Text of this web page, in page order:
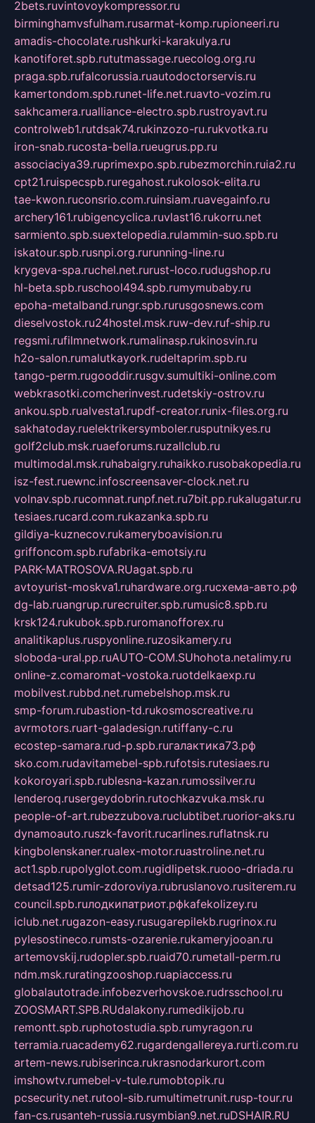
2bets.ruvintovoykompressor.ru
birminghamvsfulham.rusarmat-komp.rupioneeri.ru
amadis-chocolate.rushkurki-karakulya.ru
kanotiforet.spb.rututmassage.ruecolog.org.ru
praga.spb.rufalcorussia.ruautodoctorservis.ru
kamertondom.spb.runet-life.net.ruavto-vozim.ru
sakhcamera.rualliance-electro.spb.rustroyavt.ru
controlweb1.rutdsak74.rukinzozo-ru.rukvotka.ru
iron-snab.rucosta-bella.rueugrus.pp.ru
associaciya39.ruprimexpo.spb.rubezmorchin.ruia2.ru
cpt21.ruispecspb.ruregahost.rukolosok-elita.ru
tae-kwon.ruconsrio.com.ruinsiam.ruavegainfo.ru
archery161.rubigencyclica.ruvlast16.rukorru.net
sarmiento.spb.suextelopedia.rulammin-suo.spb.ru
iskatour.spb.rusnpi.org.rurunning-line.ru
krygeva-spa.ruchel.net.rurust-loco.rudugshop.ru
hl-beta.spb.ruschool494.spb.rumymubaby.ru
epoha-metalband.rungr.spb.rurusgosnews.com
dieselvostok.ru24hostel.msk.ruw-dev.ruf-ship.ru
regsmi.rufilmnetwork.rumalinasp.rukinosvin.ru
h2o-salon.rumalutkayork.rudeltaprim.spb.ru
tango-perm.rugooddir.rusgv.sumultiki-online.com
webkrasotki.comcherinvest.rudetskiy-ostrov.ru
ankou.spb.rualvesta1.rupdf-creator.runix-files.org.ru
sakhatoday.ruelektrikersymboler.rusputnikyes.ru
golf2club.msk.ruaeforums.ruzallclub.ru
multimodal.msk.ruhabaigry.ruhaikko.rusobakopedia.ru
isz-fest.ruewnc.infoscreensaver-clock.net.ru
volnav.spb.rucomnat.runpf.net.ru7bit.pp.rukalugatur.ru
tesiaes.rucard.com.rukazanka.spb.ru
gildiya-kuznecov.rukameryboavision.ru
griffoncom.spb.rufabrika-emotsiy.ru
PARK-MATROSOVA.RUagat.spb.ru
avtoyurist-moskva1.ruhardware.org.ruсхема-авто.рф
dg-lab.ruangrup.rurecruiter.spb.rumusic8.spb.ru
krsk124.rukubok.spb.ruromanofforex.ru
analitikaplus.ruspyonline.ruzosikamery.ru
sloboda-ural.pp.ruAUTO-COM.SUhohota.netalimy.ru
online-z.comaromat-vostoka.ruotdelkaexp.ru
mobilvest.rubbd.net.rumebelshop.msk.ru
smp-forum.rubastion-td.rukosmoscreative.ru
avrmotors.ruart-galadesign.rutiffany-c.ru
ecostep-samara.rud-p.spb.ruгалактика73.рф
sko.com.rudavitamebel-spb.rufotsis.rutesiaes.ru
kokoroyari.spb.rublesna-kazan.rumossilver.ru
lenderoq.rusergeydobrin.rutochkazvuka.msk.ru
people-of-art.rubezzubova.ruclubtibet.ruorior-aks.ru
dynamoauto.ruszk-favorit.rucarlines.ruflatnsk.ru
kingbolenskaner.rualex-motor.ruastroline.net.ru
act1.spb.rupolyglot.com.rugidlipetsk.ruooo-driada.ru
detsad125.rumir-zdoroviya.rubruslanovo.rusiterem.ru
council.spb.ruлодкипатриот.рфkafekolizey.ru
iclub.net.rugazon-easy.rusugarepilekb.rugrinox.ru
pylesostineco.rumsts-ozarenie.rukameryjooan.ru
artemovskij.rudopler.spb.ruaid70.rumetall-perm.ru
ndm.msk.ruratingzooshop.ruapiaccess.ru
globalautotrade.infobezverhovskoe.rudrsschool.ru
ZOOSMART.SPB.RUdalakony.rumedikijob.ru
remontt.spb.ruphotostudia.spb.rumyragon.ru
terramia.ruacademy62.rugardengallereya.rurti.com.ru
artem-news.rubiserinca.rukrasnodarkurort.com
imshowtv.rumebel-v-tule.rumobtopik.ru
pcsecurity.net.rutool-sib.rumultimetrunit.rusp-tour.ru
fan-cs.rusanteh-russia.rusymbian9.net.ruDSHAIR.RU